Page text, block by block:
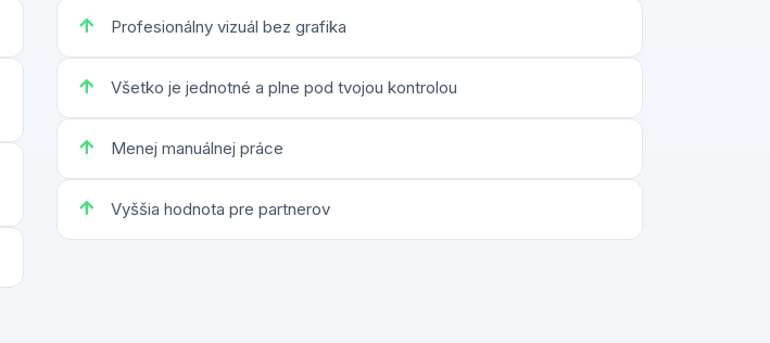
Profesionálny vizuál bez grafika
Všetko je jednotné a plne pod tvojou kontrolou
Menej manuálnej práce
Vyššia hodnota pre partnerov